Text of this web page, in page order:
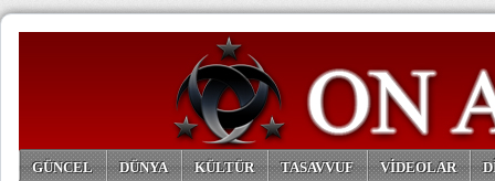
GÜNCEL DÜNYA KÜLTÜR TASAVVUF VİDEOLAR